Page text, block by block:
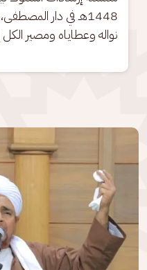
1448هـ في دار
نواله وعطاياه ومصير الكل
الصورة